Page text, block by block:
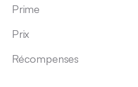
Prime
Prix
Récompenses